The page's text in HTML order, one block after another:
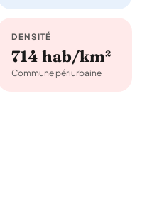
DENSITÉ
714 hab/km²
Commune périurbaine